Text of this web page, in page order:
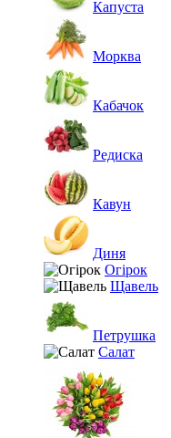
Капуста
Морква
Кабачок
Редиска
Кавун
Диня
Огірок
Щавель
Петрушка
Салат